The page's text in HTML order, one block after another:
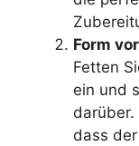
Form
Fetten
ein und
dass